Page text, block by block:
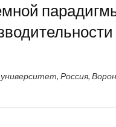
Россия,